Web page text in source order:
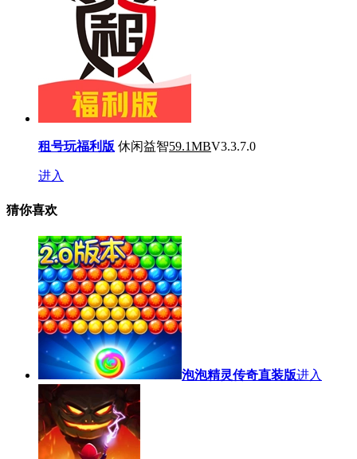
租号玩福利版 休闲益智59.1MBV3.3.7.0
进入
猜你喜欢
泡泡精灵传奇直装版进入